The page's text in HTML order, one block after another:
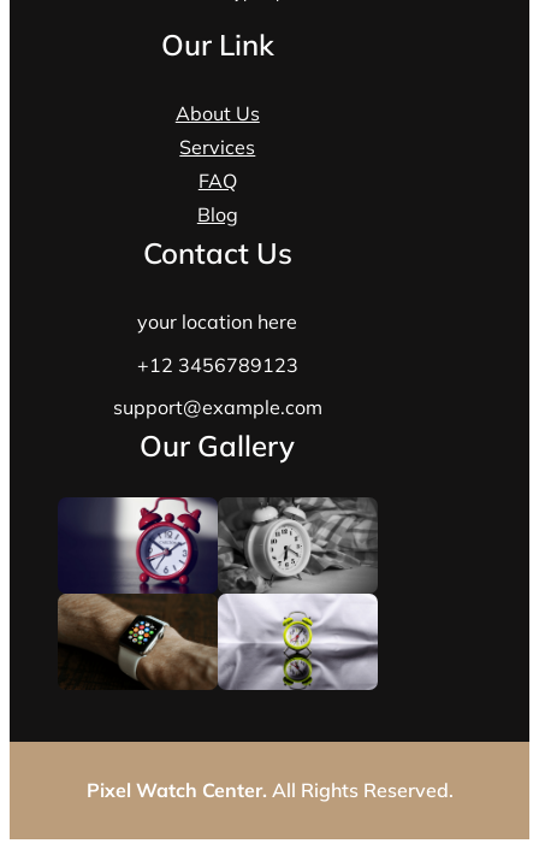
Our Link
About Us
Services
FAQ
Blog
Contact Us
your location here
+12 3456789123
support@example.com
Our Gallery
Pixel Watch Center. All Rights Reserved.